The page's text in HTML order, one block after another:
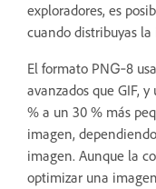
exploradores, es
cuando distribuyas
El formato PNG‑8
avanzados que GIF,
% a un 30 % más
imagen,
imagen. Aunque la
optimizar una